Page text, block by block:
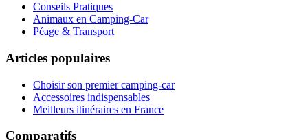
Conseils Pratiques
Animaux en Camping-Car
Péage & Transport
Articles populaires
Choisir son premier camping-car
Accessoires indispensables
Meilleurs itinéraires en France
Comparatifs